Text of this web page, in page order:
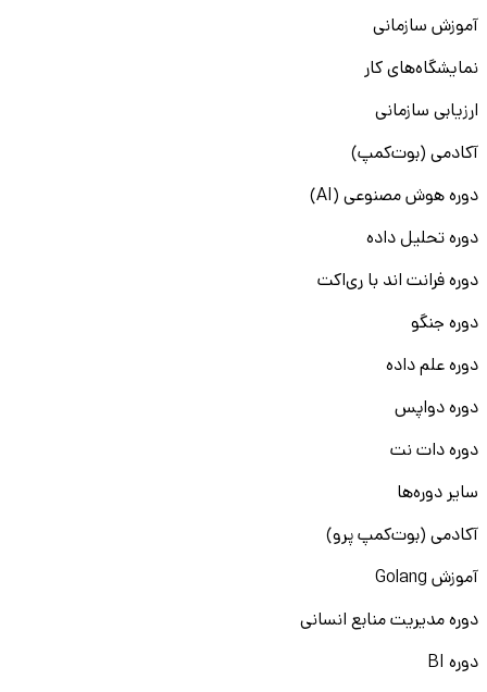
آموزش سازمانی
نمایشگاه‌های کار
ارزیابی سازمانی
آکادمی (بوت‌کمپ)
دوره هوش مصنوعی (AI)
دوره تحلیل داده
دوره فرانت اند با ری‌اکت
دوره جنگو
دوره علم داده
دوره دواپس
دوره دات نت
سایر دوره‌ها
آکادمی (بوت‌کمپ پرو)
آموزش Golang
دوره مدیریت منابع انسانی
دوره BI